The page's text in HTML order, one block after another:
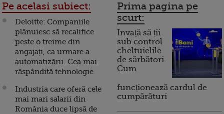
Pe acelasi subiect:
Deloitte: Companiile
plănuiesc să recalifice
peste o treime din
angajați, ca urmare a
automatizării. Cea mai
răspândită tehnologie
Industria care oferă cele
mai mari salarii din
România duce lipsă de
Prima pagina pe
scurt:
Invață să ții
sub control
cheltuielile
de sărbători.
Cum
funcționează cardul de
cumpărături